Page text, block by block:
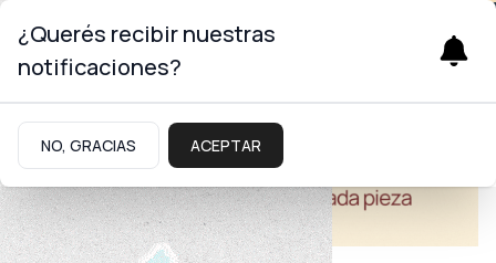
¿Querés recibir nuestras
notificaciones?
NO, GRACIAS ACEPTAR